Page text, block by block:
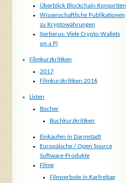
Überblick Blockchain Konsortien
Wissenschaftliche Publikationen
zu Kryptowährungen
Xerberus: Viele Crypto-Wallets
on a Pi
Filmkurzkritiken
2017
Filmkurzkritiken 2016
Listen
Bücher
Buchkurzkritiken
Einkaufen in Darmstadt
Europäische / Open Source
Software-Produkte
Filme
Filmverbote in Karfreitag